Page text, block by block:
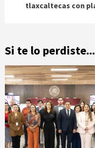
tlaxcaltecas con
Si te lo perdiste...